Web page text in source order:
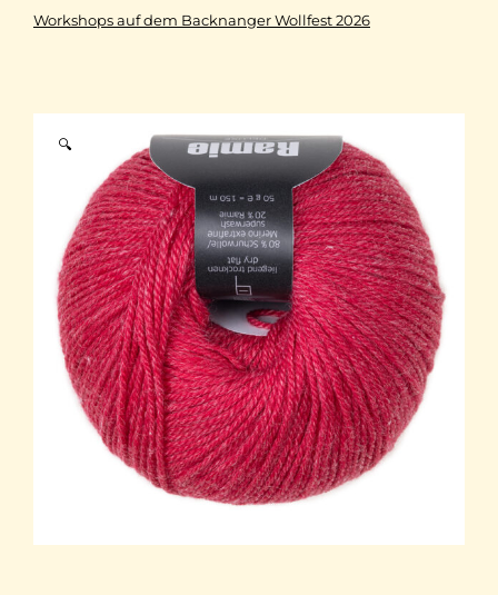
🔍
Workshops auf dem Backnanger Wollfest 2026